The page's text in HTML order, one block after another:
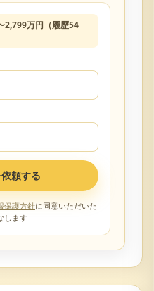
2,799万円（履歴54
頼する
保護方針に同意いただいた
します